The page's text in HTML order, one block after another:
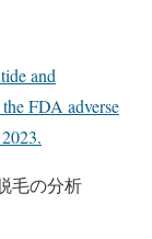
and
FDA adverse
毛の分析